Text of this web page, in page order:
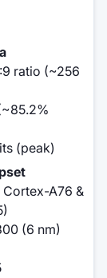
ratio (~256
(peak)
A76 &
(6 nm)